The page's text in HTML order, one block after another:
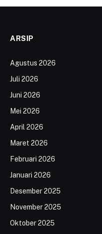
ARSIP
Agustus 2026
Juli 2026
Juni 2026
Mei 2026
April 2026
Maret 2026
Februari 2026
Januari 2026
Desember 2025
November 2025
Oktober 2025